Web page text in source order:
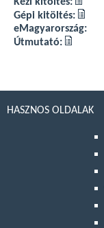
Gépi kitöltés:
eMagyarország:
Útmutató:
HASZNOS OLDALAK